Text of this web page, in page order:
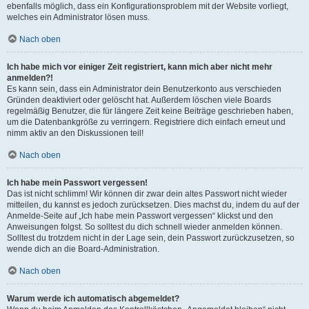
ebenfalls möglich, dass ein Konfigurationsproblem mit der Website vorliegt,
welches ein Administrator lösen muss.
Nach oben
Ich habe mich vor einiger Zeit registriert, kann mich aber nicht mehr
anmelden?!
Es kann sein, dass ein Administrator dein Benutzerkonto aus verschieden
Gründen deaktiviert oder gelöscht hat. Außerdem löschen viele Boards
regelmäßig Benutzer, die für längere Zeit keine Beiträge geschrieben haben,
um die Datenbankgröße zu verringern. Registriere dich einfach erneut und
nimm aktiv an den Diskussionen teil!
Nach oben
Ich habe mein Passwort vergessen!
Das ist nicht schlimm! Wir können dir zwar dein altes Passwort nicht wieder
mitteilen, du kannst es jedoch zurücksetzen. Dies machst du, indem du auf der
Anmelde-Seite auf „Ich habe mein Passwort vergessen“ klickst und den
Anweisungen folgst. So solltest du dich schnell wieder anmelden können.
Solltest du trotzdem nicht in der Lage sein, dein Passwort zurückzusetzen, so
wende dich an die Board-Administration.
Nach oben
Warum werde ich automatisch abgemeldet?